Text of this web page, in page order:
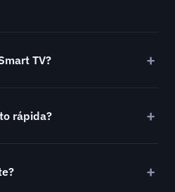
TV?
rápida?